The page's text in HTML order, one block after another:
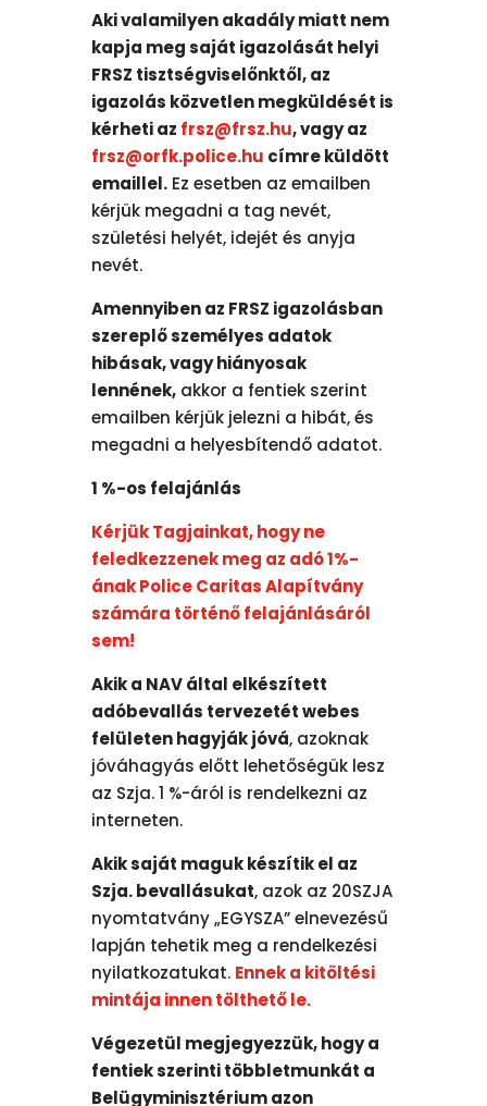
Aki valamilyen akadály miatt nem
kapja meg saját igazolását helyi
FRSZ tisztségviselőnktől, az
igazolás közvetlen megküldését is
kérheti az frsz@frsz.hu, vagy az
frsz@orfk.police.hu címre küldött
emaillel. Ez esetben az emailben
kérjük megadni a tag nevét,
születési helyét, idejét és anyja
nevét.
Amennyiben az FRSZ igazolásban
szereplő személyes adatok
hibásak, vagy hiányosak
lennének, akkor a fentiek szerint
emailben kérjük jelezni a hibát, és
megadni a helyesbítendő adatot.
1 %-os felajánlás
Kérjük Tagjainkat, hogy ne
feledkezzenek meg az adó 1%-
ának Police Caritas Alapítvány
számára történő felajánlásáról
sem!
Akik a NAV által elkészített
adóbevallás tervezetét webes
felületen hagyják jóvá, azoknak
jóváhagyás előtt lehetőségük lesz
az Szja. 1 %-áról is rendelkezni az
interneten.
Akik saját maguk készítik el az
Szja. bevallásukat, azok az 20SZJA
nyomtatvány „EGYSZA” elnevezésű
lapján tehetik meg a rendelkezési
nyilatkozatukat. Ennek a kitöltési
mintája innen tölthető le.
Végezetül megjegyezzük, hogy a
fentiek szerinti többletmunkát a
Belügyminisztérium azon